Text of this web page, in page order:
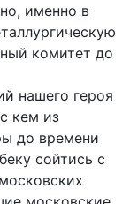
именно в
комитет до
нашего героя
кем из
до времени
сойтись с